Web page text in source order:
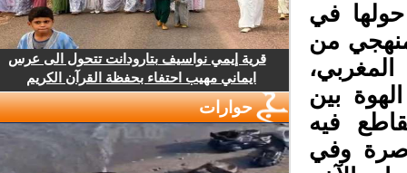
في
من
بين
فيه
وفي
قرية إيمي نواسيف بتارودانت تتحول الى عرس
ايماني مهيب احتفاء بحفظة القرآن الكريم
حوارات